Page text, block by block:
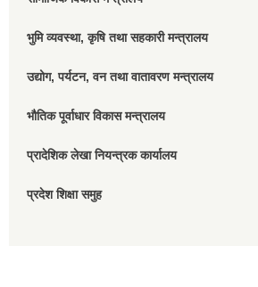
भुमि व्यवस्था, कृषि तथा सहकारी मन्त्रालय
उद्योग, पर्यटन, वन तथा वातावरण मन्त्रालय
भौतिक पूर्वाधार विकास मन्त्रालय
प्रादेशिक लेखा नियन्त्रक कार्यालय
प्रदेश शिक्षा समुह